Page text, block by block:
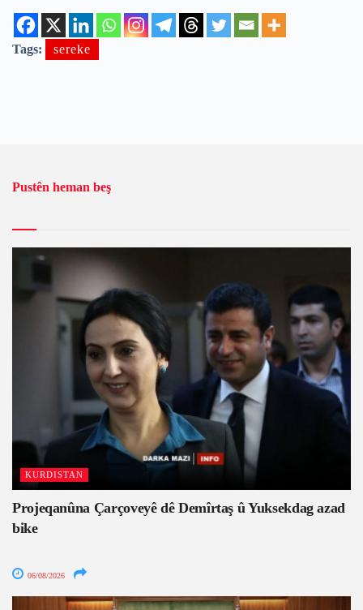
Tags: sereke
Pustên heman beş
KURDISTAN
Projeqanûna Çarçoveyê dê Demîrtaş û Yuksekdag azad
bike
06/08/2026